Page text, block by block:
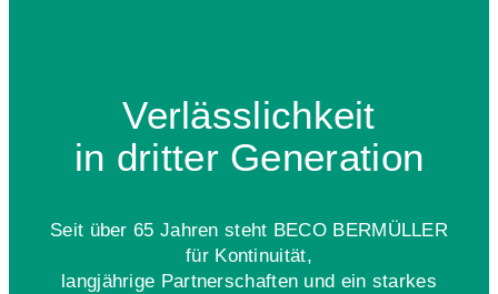
Verlässlichkeit
in dritter Generation
Seit über 65 Jahren steht BECO BERMÜLLER
für Kontinuität,
langjährige Partnerschaften und ein starkes